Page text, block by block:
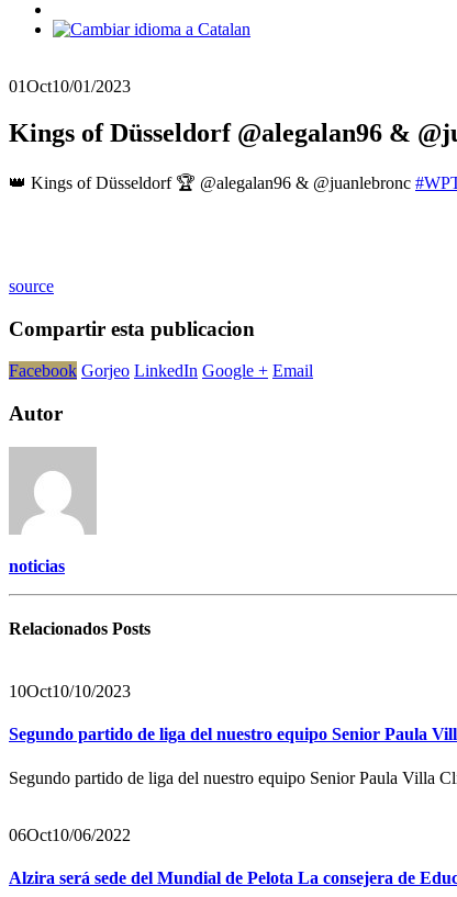
01Oct10/01/2023
Kings of Düsseldorf @alegalan96 &
👑 Kings of Düsseldorf 🏆 @alegalan96 & @juanlebronc
source
Compartir esta publicacion
Facebook Gorjeo LinkedIn Google + Email
Autor
noticias
Relacionados Posts
10Oct10/10/2023
Segundo partido de liga del nuestro equipo Senior Paula
Segundo partido de liga del nuestro equipo Senior Paula Villa
06Oct10/06/2022
Alzira será sede del Mundial de Pelota La consejera de